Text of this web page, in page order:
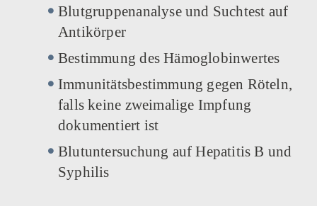
Blutgruppenanalyse und Suchtest auf
Antikörper
Bestimmung des Hämoglobinwertes
Immunitätsbestimmung gegen Röteln,
falls keine zweimalige Impfung
dokumentiert ist
Blutuntersuchung auf Hepatitis B und
Syphilis